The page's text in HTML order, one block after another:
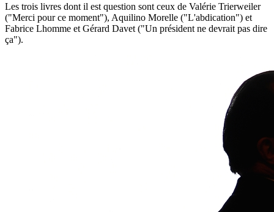
Les trois livres dont il est question sont ceux de Valérie Trierweiler
("Merci pour ce moment"), Aquilino Morelle ("L'abdication") et
Fabrice Lhomme et Gérard Davet ("Un président ne devrait pas dire
ça").